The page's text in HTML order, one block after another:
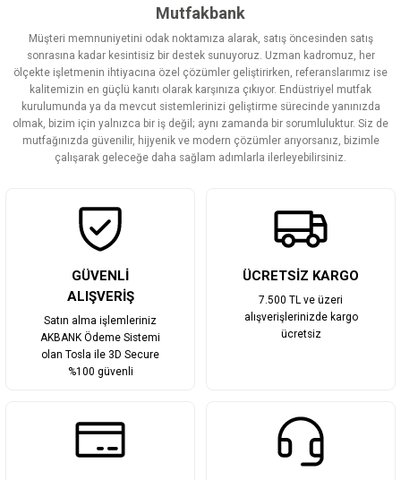
Görüş ve önerileriniz için teşekkür ederiz.
Ürün resmi kalitesiz, bozuk veya görüntülenemiyor.
Ürün açıklamasında eksik bilgiler bulunuyor.
Ürün bilgilerinde hatalar bulunuyor.
Ürün fiyatı diğer sitelerden daha pahalı.
Bu ürüne benzer farklı alternatifler olmalı.
Mutfakbank
Müşteri memnuniyetini odak noktamıza alarak, satış öncesinden satış
sonrasına kadar kesintisiz bir destek sunuyoruz. Uzman kadromuz, her
ölçekte işletmenin ihtiyacına özel çözümler geliştirirken, referanslarımız ise
kalitemizin en güçlü kanıtı olarak karşınıza çıkıyor. Endüstriyel mutfak
kurulumunda ya da mevcut sistemlerinizi geliştirme sürecinde yanınızda
olmak, bizim için yalnızca bir iş değil; aynı zamanda bir sorumluluktur. Siz de
mutfağınızda güvenilir, hijyenik ve modern çözümler arıyorsanız, bizimle
çalışarak geleceğe daha sağlam adımlarla ilerleyebilirsiniz.
GÜVENLİ
ALIŞVERİŞ
Satın alma işlemleriniz
AKBANK Ödeme Sistemi
olan Tosla ile 3D Secure
%100 güvenli
ÜCRETSİZ KARGO
7.500 TL ve üzeri
alışverişlerinizde kargo
ücretsiz